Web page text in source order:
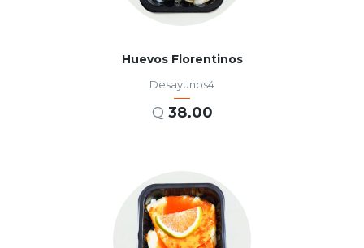
Huevos Florentinos
Desayunos4
Q 38.00